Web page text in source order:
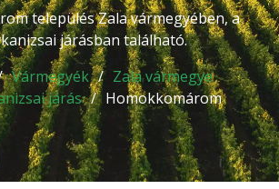
település Zala vármegyében, a
járásban található.
Vármegyék
Zala vármegye
járás
Homokkomárom